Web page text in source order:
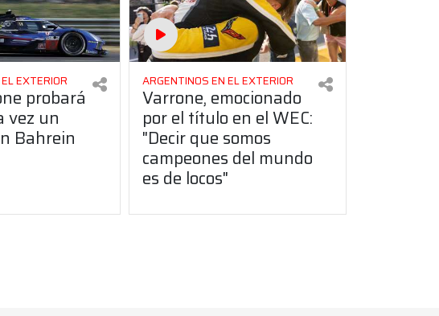
EXTERIOR
probará
vez un
Bahrein
ARGENTINOS EN EL EXTERIOR
Varrone, emocionado
por el título en el WEC:
"Decir que somos
campeones del mundo
es de locos"